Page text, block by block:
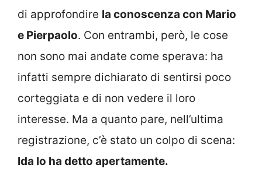
di approfondire la conoscenza con Mario
e Pierpaolo. Con entrambi, però, le cose
non sono mai andate come sperava: ha
infatti sempre dichiarato di sentirsi poco
corteggiata e di non vedere il loro
interesse. Ma a quanto pare, nell’ultima
registrazione, c’è stato un colpo di scena:
Ida lo ha detto apertamente.